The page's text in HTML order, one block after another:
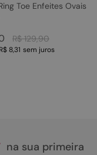
Toe Enfeites Ovais
R$ 129,90
R$ 8,31 sem juros
na sua primeira